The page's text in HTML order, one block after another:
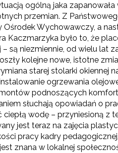
ogólną jaka
przemian. Z
Ośrodek Wychowawczy, a
Kaczmarzyka było to, że
– są niezmiennie, od wielu lat
kolejne nowe, istotne
starej stolarki okiennej
ogrzewania
podnoszących
słuchają opowiadań o
ciepłą wodę – przyniesioną z
jest teraz na zajęcia
pracy kadry
znana w lokalnej